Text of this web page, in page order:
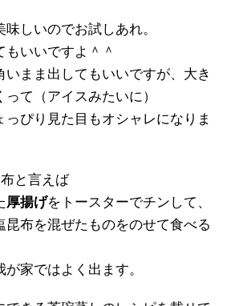
しいのでお試しあれ。
いいですよ＾＾
いまま出してもいいですが、大き
て（アイスみたいに）
ぴり見た目もオシャレになりま
と言えば
厚揚げをトースターでチンして、
昆布を混ぜたものをのせて食べる
家ではよく出ます。